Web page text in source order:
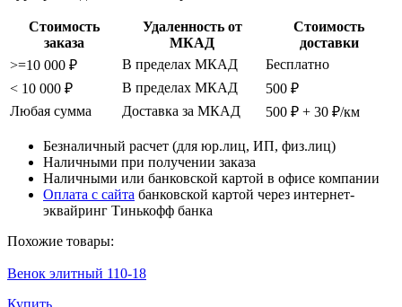
Стоимость
заказа
Удаленность от
МКАД
Стоимость
доставки
>=10 000 ₽
В пределах МКАД
Бесплатно
< 10 000 ₽
В пределах МКАД
500 ₽
Любая сумма
Доставка за МКАД 500 ₽ + 30 ₽/км
Безналичный расчет (для юр.лиц, ИП, физ.лиц)
Наличными при получении заказа
Наличными или банковской картой в офисе компании
Оплата с сайта банковской картой через интернет-
эквайринг Тинькофф банка
Похожие товары:
Венок элитный 110-18
Купить